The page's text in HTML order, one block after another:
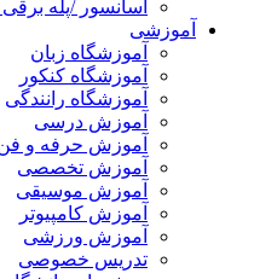
آسانسور /پله برقی /بالابر
آموزشگاه زبان
آموزشگاه کنکور
آموزشگاه رانندگی
آموزش درسی
آموزش حرفه و فن
آموزش تخصصی
آموزش موسیقی
آموزش کامپیوتر
آموزش ورزشی
تدریس خصوصی